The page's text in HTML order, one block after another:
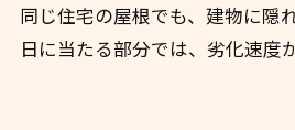
同じ住宅の屋根でも、建物に隠
日に当たる部分では、劣化速度